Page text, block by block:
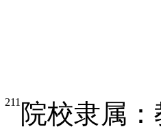
211 院校隶属：